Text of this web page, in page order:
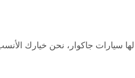
جاكوار، نحن خيارك الأنسب